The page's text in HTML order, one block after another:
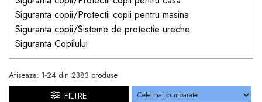
Siguranta copii/Protectii copii pentru masina
Siguranta copii/Sisteme de protectie ureche
Siguranta Copilului
Afiseaza: 1-24 din 2383 produse
FILTRE